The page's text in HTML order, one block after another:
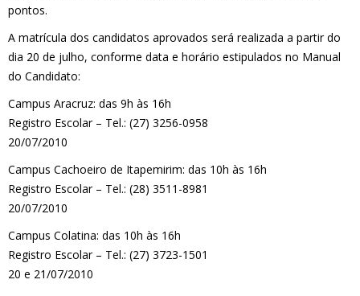
pontos.
A matrícula dos candidatos aprovados será realizada a partir do
dia 20 de julho, conforme data e horário estipulados no Manual
do Candidato:
Campus Aracruz: das 9h às 16h
Registro Escolar – Tel.: (27) 3256-0958
20/07/2010
Campus Cachoeiro de Itapemirim: das 10h às 16h
Registro Escolar – Tel.: (28) 3511-8981
20/07/2010
Campus Colatina: das 10h às 16h
Registro Escolar – Tel.: (27) 3723-1501
20 e 21/07/2010